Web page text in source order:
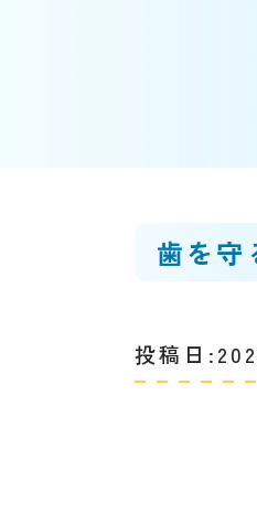
歯を守
投稿日